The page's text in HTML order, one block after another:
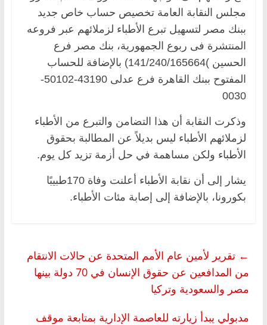
مجلس النقابة العامة تخصيص حساب خاص جديد
ببنك مصر لتسهيل تبرع الأطباء لزملائهم عبر فروعه
المنتشرة فى ربوع الجمهورية، بنك مصر فرع
الحسين )141/240/165664) بالإضافة للحساب
المفتوح ببنك القاهرة فرع عدلى 43190-50102-
0030
وذكرت النقابة أن هذا التضامن والتبرع من الأطباء
لزملائهم الأطباء ليس بديلاً عن المطالبة بحقوق
الأطباء ولكن مساهمة في حل أزمة تزيد كل يوم.
يشار إلى أن نقابة الأطباء أعلنت وفاة 170طبيبًا
بكورونا، بالإضافة إلى إصابة مئات الأطباء.
← تقرير لأمين عام الأمم المتحدة عن حالات الانتقام
من المدافعين عن حقوق الإنسان في 70 دولة بينها
مصر والسعودية وتركيا
مدبولي يبدأ زيارته للعاصمة الإدارية بمتابعة موقف